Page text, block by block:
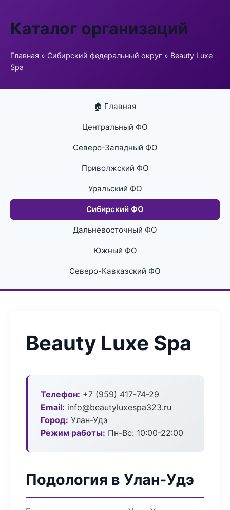
Каталог организаций
Главная » Сибирский федеральный округ » Beauty Luxe
Spa
🏠 Главная
Центральный ФО
Северо-Западный ФО
Приволжский ФО
Уральский ФО
Сибирский ФО
Дальневосточный ФО
Южный ФО
Северо-Кавказский ФО
Beauty Luxe Spa
Телефон: +7 (959) 417-74-29
Email: info@beautyluxespa323.ru
Город: Улан-Удэ
Режим работы: Пн-Вс: 10:00-22:00
Подология в Улан-Удэ